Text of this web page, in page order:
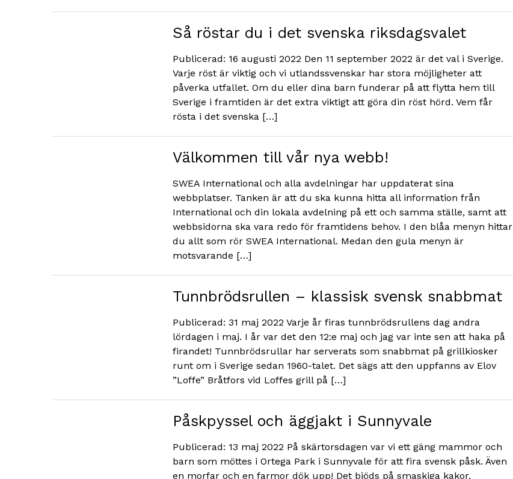
Så röstar du i det svenska riksdagsvalet
Publicerad: 16 augusti 2022 Den 11 september 2022 är det val i Sverige.
Varje röst är viktig och vi utlandssvenskar har stora möjligheter att
påverka utfallet. Om du eller dina barn funderar på att flytta hem till
Sverige i framtiden är det extra viktigt att göra din röst hörd. Vem får
rösta i det svenska […]
Välkommen till vår nya webb!
SWEA International och alla avdelningar har uppdaterat sina
webbplatser. Tanken är att du ska kunna hitta all information från
International och din lokala avdelning på ett och samma ställe, samt att
webbsidorna ska vara redo för framtidens behov. I den blåa menyn hittar
du allt som rör SWEA International. Medan den gula menyn är
motsvarande […]
Tunnbrödsrullen – klassisk svensk snabbmat
Publicerad: 31 maj 2022 Varje år firas tunnbrödsrullens dag andra
lördagen i maj. I år var det den 12:e maj och jag var inte sen att haka på
firandet! Tunnbrödsrullar har serverats som snabbmat på grillkiosker
runt om i Sverige sedan 1960-talet. Det sägs att den uppfanns av Elov
”Loffe” Bråtfors vid Loffes grill på […]
Påskpyssel och äggjakt i Sunnyvale
Publicerad: 13 maj 2022 På skärtorsdagen var vi ett gäng mammor och
barn som möttes i Ortega Park i Sunnyvale för att fira svensk påsk. Även
en morfar och en farmor dök upp! Det bjöds på smaskiga kakor,